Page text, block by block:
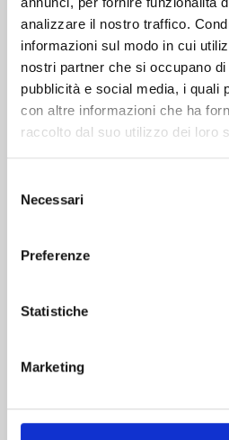
analizzare il nostro traffico.
informazioni sul modo in cui
nostri partner che si occupano
pubblicità e social media, i quali
con altre informazioni che ha
raccolto dal suo utilizzo dei loro
delNecessari
Preferenze
Statistiche
Marketing
€ 5,90